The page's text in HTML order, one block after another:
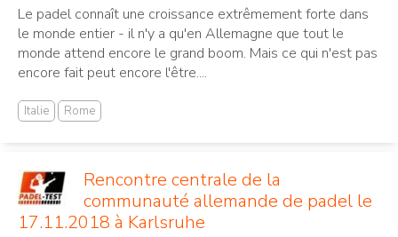
Le padel connaît une croissance extrêmement forte dans
le monde entier - il n'y a qu'en Allemagne que tout le
monde attend encore le grand boom. Mais ce qui n'est pas
encore fait peut encore l'être....
Italie Rome
Rencontre centrale de la
communauté allemande de padel le
17.11.2018 à Karlsruhe